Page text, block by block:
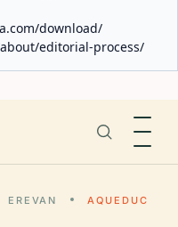
download/
editorial-process/
EREVAN
AQUEDUC